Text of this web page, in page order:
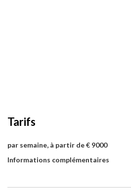
Tarifs
par semaine, à partir de € 9000
Informations complémentaires